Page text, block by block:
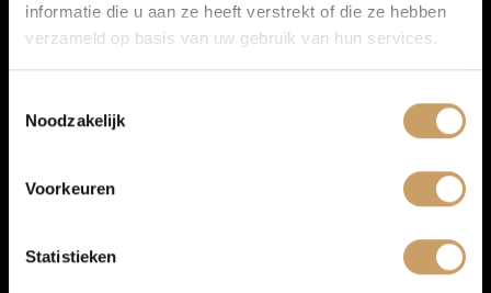
informatie die u aan ze heeft verstrekt of die ze hebben
verzameld op basis van uw gebruik van hun services.
Noodzakelijk
Voorkeuren
Statistieken
Infotainment
Spraakbediening
Auto onderhoud
Over Autobedrijf De Baaij